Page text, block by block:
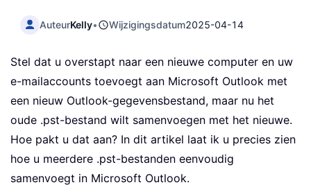
AuteurKelly• Wijzigingsdatum2025-04-14
Stel dat u overstapt naar een nieuwe computer en uw
e-mailaccounts toevoegt aan Microsoft Outlook met
een nieuw Outlook-gegevensbestand, maar nu het
oude .pst-bestand wilt samenvoegen met het nieuwe.
Hoe pakt u dat aan? In dit artikel laat ik u precies zien
hoe u meerdere .pst-bestanden eenvoudig
samenvoegt in Microsoft Outlook.